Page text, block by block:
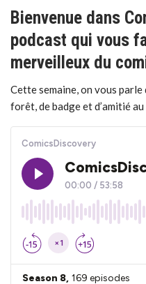
Bienvenue dans
podcast qui vous
merveilleux du
Cette semaine, on vous parle
forêt, de badge et d’amitié